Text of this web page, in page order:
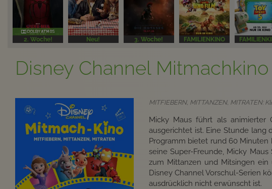
2. Woche! Neu! 3. Woche! FAMILIENKINO
Disney Channel
MITFIEBERN, MITTANZEN, MITRATEN:
Micky Maus führt als animierter
ausgerichtet ist. Eine Stunde lang
Programm bietet rund 60
seine Super-Freunde, Micky
zum Mittanzen und Mitsingen
Disney Channel Vorschul-Serien
ausdrücklich nicht erwünscht ist.